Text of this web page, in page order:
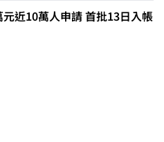
近10萬人申請 首批13日入帳